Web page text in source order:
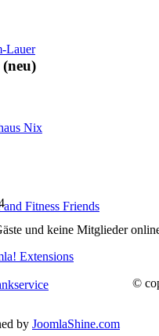
und keine Mitglieder
Extensions
©
by JoomlaShine.com